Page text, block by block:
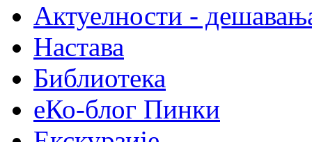
Актуелности -
Настава
Библиотека
еКо-блог Пинки